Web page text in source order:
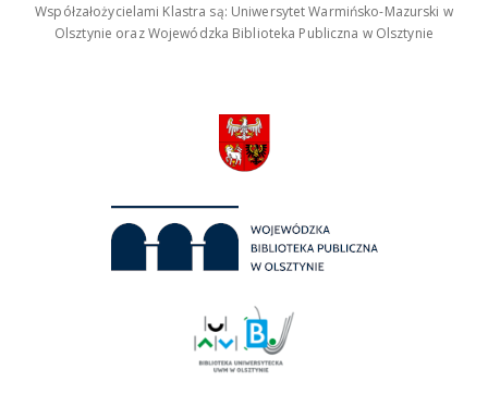
Współzałożycielami Klastra są: Uniwersytet Warmińsko-Mazurski w
Olsztynie oraz Wojewódzka Biblioteka Publiczna w Olsztynie